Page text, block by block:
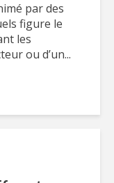
par des
figure le
les
ou d’un...